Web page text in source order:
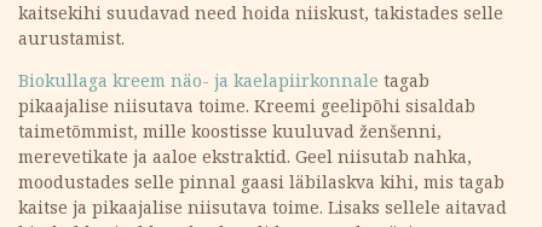
kaitsekihi suudavad need hoida niiskust, takistades selle
aurustamist.
Biokullaga kreem näo- ja kaelapiirkonnale tagab
pikaajalise niisutava toime. Kreemi geelipõhi sisaldab
taimetõmmist, mille koostisse kuuluvad ženšenni,
merevetikate ja aaloe ekstraktid. Geel niisutab nahka,
moodustades selle pinnal gaasi läbilaskva kihi, mis tagab
kaitse ja pikaajalise niisutava toime. Lisaks sellele aitavad